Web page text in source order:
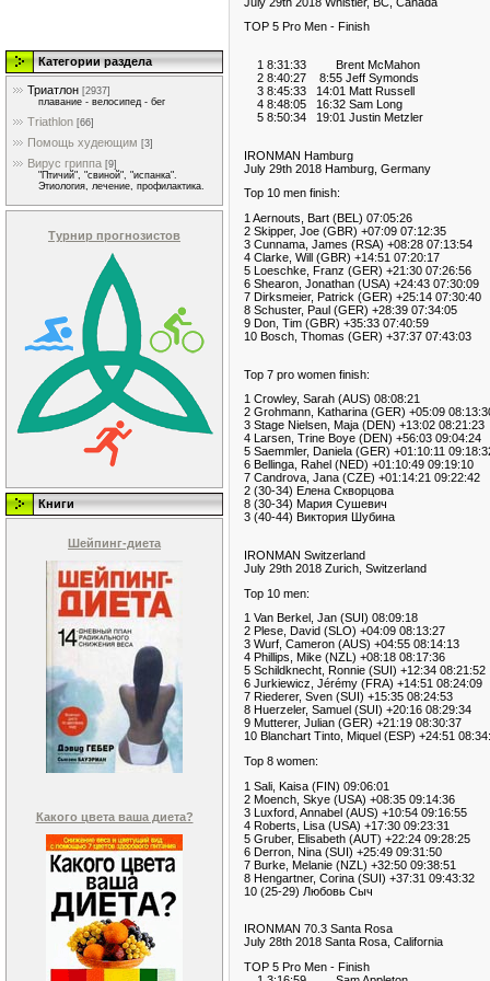
Категории раздела
Триатлон [2937]
плавание - велосипед - бег
Triathlon [66]
Помощь худеющим [3]
Вирус гриппа [9]
"Птичий", "свиной", "испанка".
Этиология, лечение, профилактика.
Турнир прогнозистов
Книги
Шейпинг-диета
Какого цвета ваша диета?
TOP 5 Pro Men - Finish
1 8:31:33 Brent McMahon
2 8:40:27 8:55 Jeff Symonds
3 8:45:33 14:01 Matt Russell
4 8:48:05 16:32 Sam Long
5 8:50:34 19:01 Justin Metzler
IRONMAN Hamburg
July 29th 2018 Hamburg, Germany
Top 10 men finish:
1 Aernouts, Bart (BEL) 07:05:26
2 Skipper, Joe (GBR) +07:09 07:12:35
3 Cunnama, James (RSA) +08:28 07:13:54
4 Clarke, Will (GBR) +14:51 07:20:17
5 Loeschke, Franz (GER) +21:30 07:26:56
6 Shearon, Jonathan (USA) +24:43 07:30:09
7 Dirksmeier, Patrick (GER) +25:14 07:30:40
8 Schuster, Paul (GER) +28:39 07:34:05
9 Don, Tim (GBR) +35:33 07:40:59
10 Bosch, Thomas (GER) +37:37 07:43:03
Top 7 pro women finish:
1 Crowley, Sarah (AUS) 08:08:21
2 Grohmann, Katharina (GER) +05:09
3 Stage Nielsen, Maja (DEN) +13:02 08:21:23
4 Larsen, Trine Boye (DEN) +56:03 09:04:24
5 Saemmler, Daniela (GER) +01:10:11
6 Bellinga, Rahel (NED) +01:10:49 09:19:10
7 Candrova, Jana (CZE) +01:14:21 09:22:42
2 (30-34) Елена Скворцова
8 (30-34) Мария Сушевич
3 (40-44) Виктория Шубина
IRONMAN Switzerland
July 29th 2018 Zurich, Switzerland
Top 10 men:
1 Van Berkel, Jan (SUI) 08:09:18
2 Plese, David (SLO) +04:09 08:13:27
3 Wurf, Cameron (AUS) +04:55 08:14:13
4 Phillips, Mike (NZL) +08:18 08:17:36
5 Schildknecht, Ronnie (SUI) +12:34 08:21:52
6 Jurkiewicz, Jérémy (FRA) +14:51 08:24:09
7 Riederer, Sven (SUI) +15:35 08:24:53
8 Huerzeler, Samuel (SUI) +20:16 08:29:34
9 Mutterer, Julian (GER) +21:19 08:30:37
10 Blanchart Tinto, Miquel (ESP) +24:51
Top 8 women:
1 Sali, Kaisa (FIN) 09:06:01
2 Moench, Skye (USA) +08:35 09:14:36
3 Luxford, Annabel (AUS) +10:54 09:16:55
4 Roberts, Lisa (USA) +17:30 09:23:31
5 Gruber, Elisabeth (AUT) +22:24 09:28:25
6 Derron, Nina (SUI) +25:49 09:31:50
7 Burke, Melanie (NZL) +32:50 09:38:51
8 Hengartner, Corina (SUI) +37:31 09:43:32
10 (25-29) Любовь Сыч
IRONMAN 70.3 Santa Rosa
July 28th 2018 Santa Rosa, California
TOP 5 Pro Men - Finish